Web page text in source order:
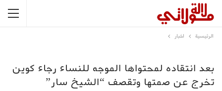
الرئيسية اخبار
بعد انتقاده لمحتواها الموجه للنساء رجاء كوين
تخرج عن صمتها وتقصف “الشيخ سار”